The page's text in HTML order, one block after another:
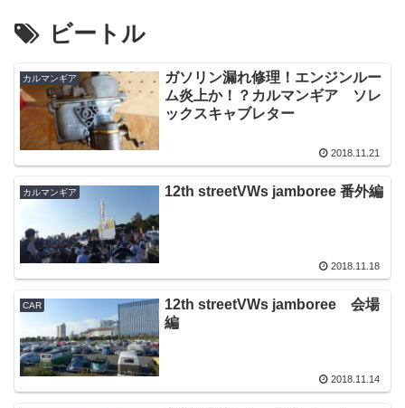
ビートル
カルマンギア
ガソリン漏れ修理！エンジンルー
ム炎上か！？カルマンギア ソレ
ックスキャブレター
2018.11.21
カルマンギア 12th streetVWs jamboree 番外編
2018.11.18
CAR
12th streetVWs jamboree 会場
編
2018.11.14